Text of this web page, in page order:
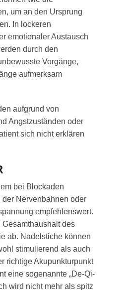
um an den Ursprung
In lockeren
emotionaler Austausch
durch den
Vorgänge,
aufmerksam
aufgrund von
Angstzuständen oder
sich nicht erklären
bei Blockaden
Nervenbahnen oder
empfehlenswert.
des
ab. Nadelstiche können
stimulierend als auch
richtige Akupunkturpunkt
eine sogenannte „De-Qi-
wird nicht mehr als spitz